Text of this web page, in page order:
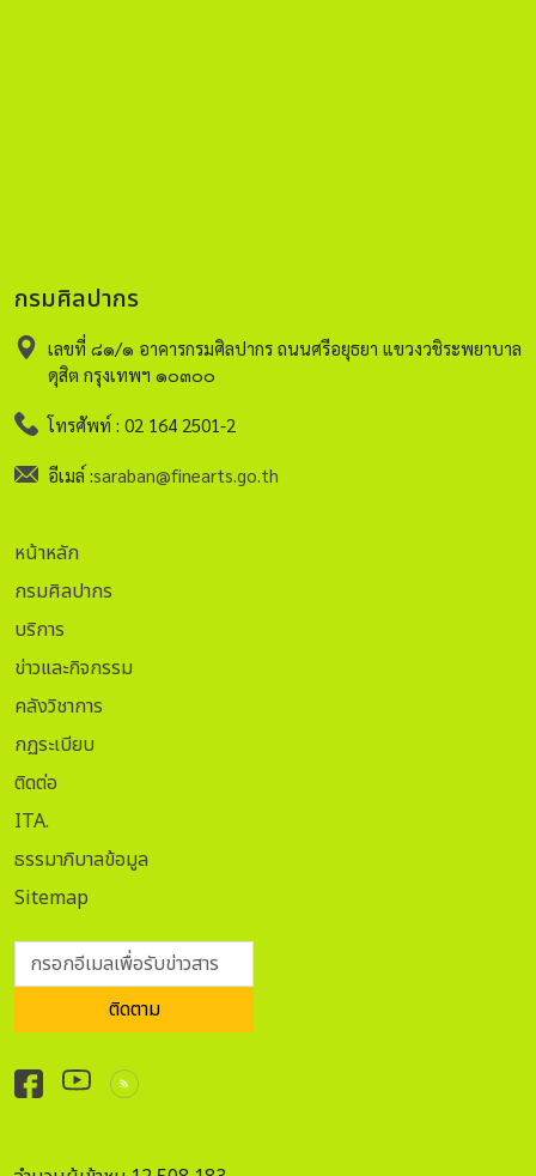
กรมศิลปากร
เลขที่ ๘๑/๑ อาคารกรมศิลปากร ถนนศรีอยุธยา แขวงวชิระพยาบาล
ดุสิต กรุงเทพฯ ๑๐๓๐๐
โทรศัพท์ : 02 164 2501-2
อีเมล์ :saraban@finearts.go.th
หน้าหลัก
กรมศิลปากร
บริการ
ข่าวและกิจกรรม
คลังวิชาการ
กฏระเบียบ
ติดต่อ
ITA.
ธรรมาภิบาลข้อมูล
Sitemap
กรอกอีเมลเพื่อรับข่าวสาร
ติดตาม